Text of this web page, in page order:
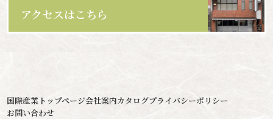
アクセスはこちら
国際産業トップページ会社案内カタログプライバシーポリシー
お問い合わせ